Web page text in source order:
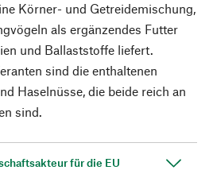
Körner- und Getreidemischung,
als ergänzendes Futter
und Ballaststoffe liefert.
sind die enthaltenen
Haselnüsse, die beide reich an
sind.
für die EU